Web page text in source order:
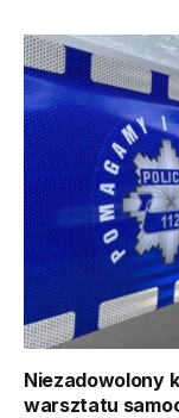
Niezadowolony
warsztatu